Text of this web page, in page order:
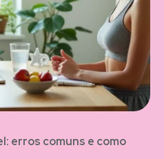
erros comuns e como